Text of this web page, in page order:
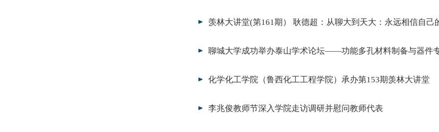
羡林大讲堂(第161期） 耿德超：从聊大到天大：永远相信自己
聊城大学成功举办泰山学术论坛——功能多孔材料制备与器件
化学化工学院（鲁西化工工程学院）承办第153期羡林大讲堂
李兆俊教师节深入学院走访调研并慰问教师代表